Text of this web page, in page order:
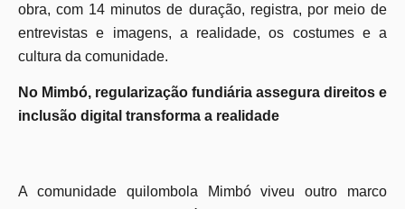
obra, com 14 minutos de duração, registra, por meio de
entrevistas e imagens, a realidade, os costumes e a
cultura da comunidade.
No Mimbó, regularização fundiária assegura direitos e
inclusão digital transforma a realidade
A comunidade quilombola Mimbó viveu outro marco